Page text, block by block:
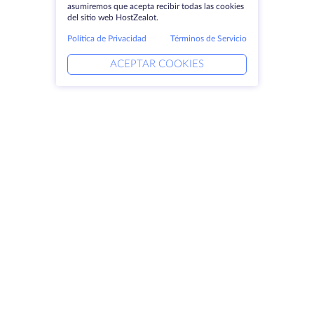
asumiremos que acepta recibir todas las cookies
del sitio web HostZealot.
Política de Privacidad Términos de Servicio
ACEPTAR COOKIES